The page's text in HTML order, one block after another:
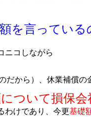
を言ってい
ニコしながら
だから）、休業補償
ついて損保
わけであり、今更基礎